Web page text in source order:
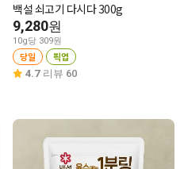
백설 쇠고기 다시다 300g
9,280원
10g당 309원
당일 픽업
4.7 리뷰 60